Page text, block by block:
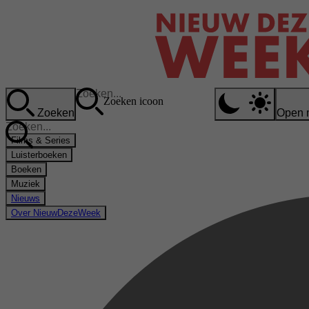
Zoeken
Zoeken icoon
Open
Films & Series
Luisterboeken
Boeken
Muziek
Nieuws
Over NieuwDezeWeek